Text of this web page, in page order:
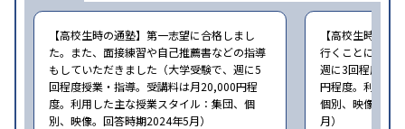
【高校生時の通塾】第一志望に合格しまし
た。また、面接練習や自己推薦書などの指導
もしていただきました（大学受験で、週に5
回程度授業・指導。受講料は月20,000円程
度。利用した主な授業スタイル：集団、個
別、映像。回答時期2024年5月）
【高校生時の通
行くことにより
週に3回程度授
円程度。利用し
個別、映像、自
月）